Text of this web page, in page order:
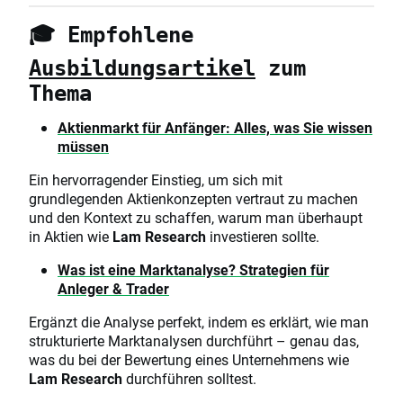
🎓 Empfohlene
Ausbildungsartikel zum
Thema
Aktienmarkt für Anfänger: Alles, was Sie wissen
müssen
Ein hervorragender Einstieg, um sich mit
grundlegenden Aktienkonzepten vertraut zu machen
und den Kontext zu schaffen, warum man überhaupt
in Aktien wie Lam Research investieren sollte.
Was ist eine Marktanalyse? Strategien für
Anleger & Trader
Ergänzt die Analyse perfekt, indem es erklärt, wie man
strukturierte Marktanalysen durchführt – genau das,
was du bei der Bewertung eines Unternehmens wie
Lam Researchdurchführen solltest.